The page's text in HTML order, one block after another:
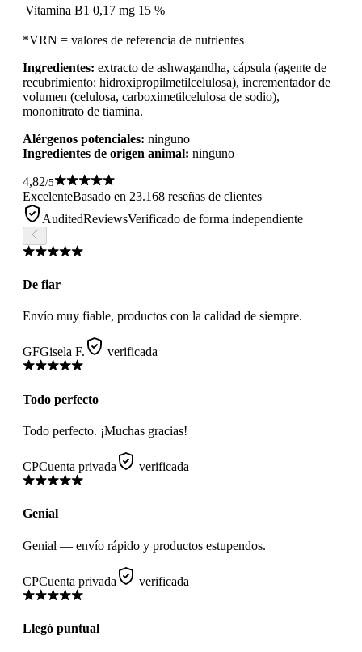
Vitamina B1 0,17 mg 15 %
*VRN = valores de referencia de nutrientes
Ingredientes: extracto de ashwagandha, cápsula (agente de
recubrimiento: hidroxipropilmetilcelulosa), incrementador de
volumen (celulosa, carboximetilcelulosa de sodio),
mononitrato de tiamina.
Alérgenos potenciales: ninguno
Ingredientes de origen animal: ninguno
4,82/5
ExcelenteBasado en 23.168 reseñas de clientes
AuditedReviewsVerificado de forma independiente
De fiar
Envío muy fiable, productos con la calidad de siempre.
GFGisela F. verificada
Todo perfecto
Todo perfecto. ¡Muchas gracias!
CPCuenta privada verificada
Genial
Genial — envío rápido y productos estupendos.
CPCuenta privada verificada
Llegó puntual